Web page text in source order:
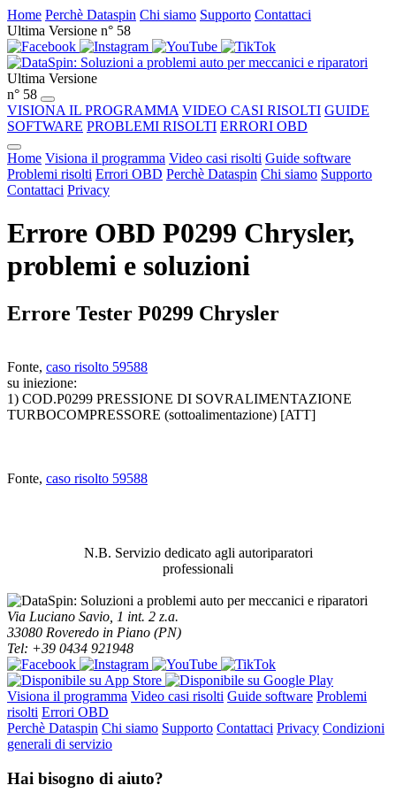
Home Perchè Dataspin Chi siamo Supporto Contattaci
Ultima Versione n° 58
Ultima Versione
n° 58
VISIONA IL PROGRAMMA VIDEO CASI RISOLTI GUIDE
SOFTWARE PROBLEMI RISOLTI ERRORI OBD
Home Visiona il programma Video casi risolti Guide software
Problemi risolti Errori OBD Perchè Dataspin Chi siamo Supporto
Contattaci Privacy
Errore OBD P0299 Chrysler,
problemi e soluzioni
Errore Tester P0299 Chrysler
Fonte, caso risolto 59588
su iniezione:
1) COD.P0299 PRESSIONE DI SOVRALIMENTAZIONE
TURBOCOMPRESSORE (sottoalimentazione) [ATT]
Fonte, caso risolto 59588
N.B. Servizio dedicato agli autoriparatori
professionali
Via Luciano Savio, 1 int. 2 z.a.
33080 Roveredo in Piano (PN)
Tel: +39 0434 921948
Visiona il programma Video casi risolti Guide software Problemi
risolti Errori OBD
Perchè Dataspin Chi siamo Supporto Contattaci Privacy Condizioni
generali di servizio
Hai bisogno di aiuto?